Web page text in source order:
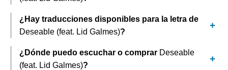
¿Hay traducciones disponibles para la letra de
Deseable (feat. Lid Galmes)?
¿Dónde puedo escuchar o comprar Deseable
(feat. Lid Galmes)?